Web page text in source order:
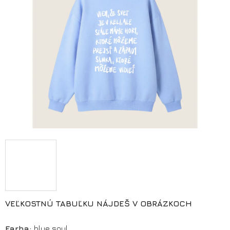
VEĽKOSTNÚ TABUĽKU NÁJDEŠ V OBRÁZKOCH